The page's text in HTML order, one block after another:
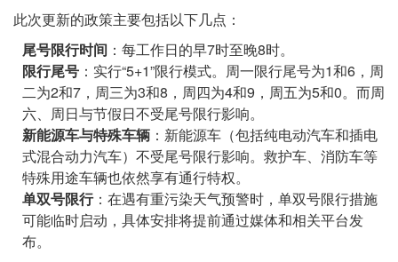
此次更新的政策主要包括以下几点：
尾号限行时间 ：每工作日的早7时至晚8时。
限行尾号 ：实行“5+1”限行模式。周一限行尾号为1和6，周
二为2和7，周三为3和8，周四为4和9，周五为5和0。而周
六、周日与节假日不受尾号限行影响。
新能源车与特殊车辆 ：新能源车（包括纯电动汽车和插电
式混合动力汽车）不受尾号限行影响。救护车、消防车等
特殊用途车辆也依然享有通行特权。
单双号限行：在遇有重污染天气预警时，单双号限行措施
可能临时启动，具体安排将提前通过媒体和相关平台发
布。